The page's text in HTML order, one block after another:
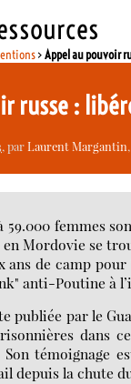
>Appel au pouvoir
russe :
, parLaurent Margantin
59.000 femmes
en Mordovie se
ans de camp
anti-Poutine à
publiée par le
dans
Son témoignage
depuis la chute